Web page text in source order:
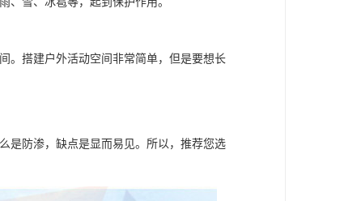
。搭建户外活动空间非常简单，但是要想长
是防渗，缺点是显而易见。所以，推荐您选